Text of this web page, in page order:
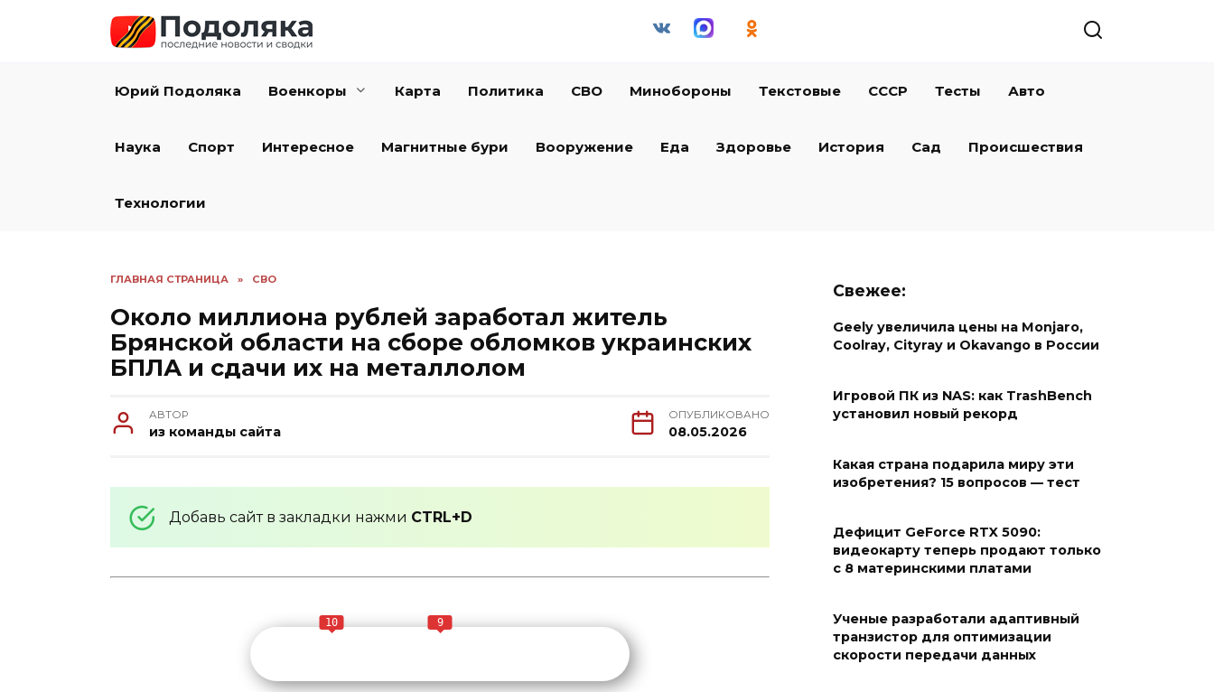
Юрий Подоляка Военкоры Карта Политика СВО Минобороны Текстовые СССР Тесты Авто
Наука Спорт Интересное Магнитные бури Вооружение Еда Здоровье История Сад Происшествия
Технологии
ГЛАВНАЯ СТРАНИЦА » СВО
Около миллиона рублей заработал житель
Брянской области на сборе обломков украинских
БПЛА и сдачи их на металлолом
АВТОР
из команды сайта
ОПУБЛИКОВАНО
08.05.2026
Добавь сайт в закладки нажми CTRL+D
10 9
Свежее:
Geely увеличила цены на Monjaro,
Coolray, Cityray и Okavango в России
Игровой ПК из NAS: как TrashBench
установил новый рекорд
Какая страна подарила миру эти
изобретения? 15 вопросов — тест
Дефицит GeForce RTX 5090:
видеокарту теперь продают только
с 8 материнскими платами
Ученые разработали адаптивный
транзистор для оптимизации
скорости передачи данных